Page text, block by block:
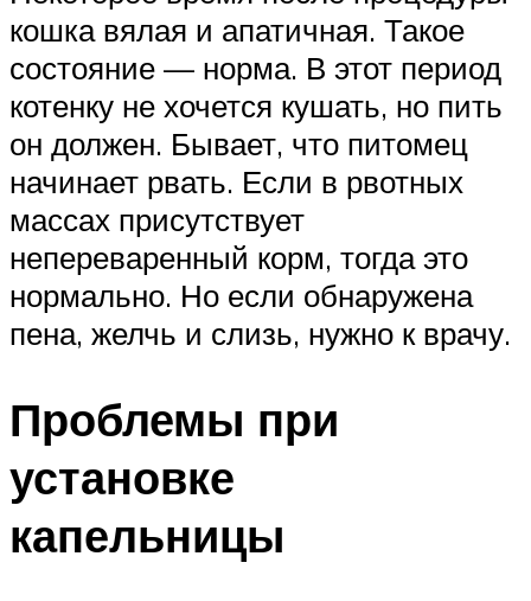
кошка вялая и апатичная. Такое
состояние — норма. В этот период
котенку не хочется кушать, но пить
он должен. Бывает, что питомец
начинает рвать. Если в рвотных
массах присутствует
непереваренный корм, тогда это
нормально. Но если обнаружена
пена, желчь и слизь, нужно к врачу.
Проблемы при
установке
капельницы